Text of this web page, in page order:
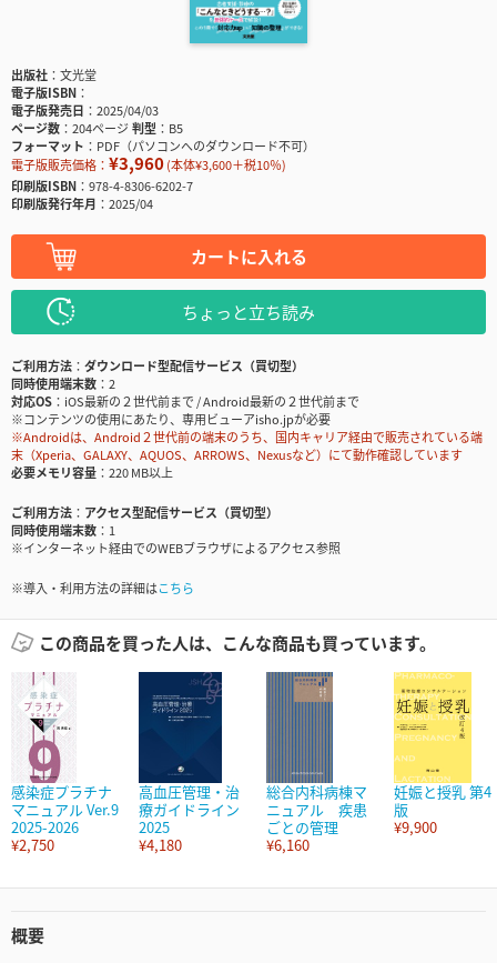
出版社
文光堂
電子版ISBN
電子版発売日
2025/04/03
ページ数
204ページ判型
B5
フォーマット
PDF（パソコンへのダウンロード不可）
電子版販売価格： ¥3,960(本体¥3,600＋税10％)
印刷版ISBN
978-4-8306-6202-7
印刷版発行年月
2025/04
カートに入れる
ちょっと立ち読み
ご利用方法
ダウンロード型配信サービス（買切型）
同時使用端末数
2
対応OS
iOS最新の２世代前まで / Android最新の２世代前まで
※コンテンツの使用にあたり、専用ビューアisho.jpが必要
※Androidは、Android２世代前の端末のうち、国内キャリア経由で販売されている端
末（Xperia、GALAXY、AQUOS、ARROWS、Nexusなど）にて動作確認しています
必要メモリ容量
220 MB以上
ご利用方法
アクセス型配信サービス（買切型）
同時使用端末数
1
※インターネット経由でのWEBブラウザによるアクセス参照
※導入・利用方法の詳細はこちら
この商品を買った人は、こんな商品も買っています。
感染症プラチナ
マニュアル Ver.9
2025-2026
¥2,750
高血圧管理・治
療ガイドライン
2025
¥4,180
総合内科病棟マ
ニュアル 疾患
ごとの管理
¥6,160
妊娠と授乳 第4
版
¥9,900
概要